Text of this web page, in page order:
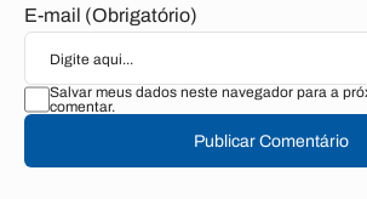
E-mail (Obrigatório)
Salvar meus dados neste navegador para a
comentar.
Publicar Comentário